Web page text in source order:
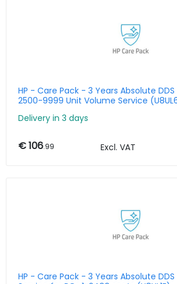
HP - Care Pack - 3 Years Absolute
2500-9999 Unit Volume Service
Delivery in 3 days
€ 106.99 Excl. VAT
HP - Care Pack - 3 Years Absolute